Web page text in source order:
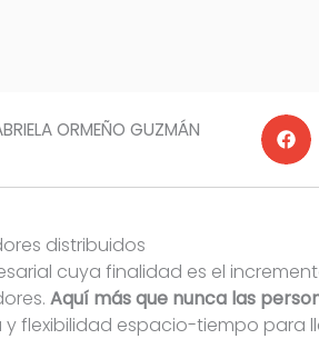
ORMEÑO GUZMÁN
distribuidos
cuya finalidad es el
Aquí más que nunca las
y flexibilidad espacio-tiempo para